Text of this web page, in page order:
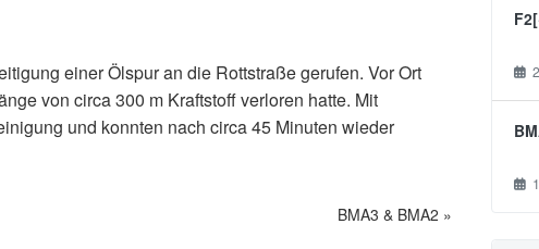
einer Ölspur an die Rottstraße gerufen. Vor Ort
von circa 300 m Kraftstoff verloren hatte. Mit
und konnten nach circa 45 Minuten wieder
BMA3 & BMA2